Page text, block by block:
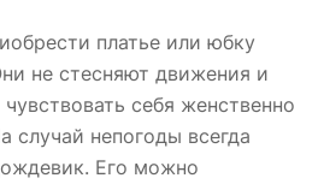
платье или юбку
не стесняют движения и
себя женственно
случай непогоды всегда
Его можно